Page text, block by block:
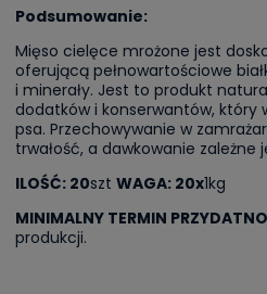
Podsumowanie:
Mięso cielęce mrożone jest
oferującą pełnowartościowe
i minerały. Jest to produkt
dodatków i konserwantów, który
psa. Przechowywanie w
trwałość, a dawkowanie zależne
ILOŚĆ: 20szt WAGA: 20x1kg
MINIMALNY TERMIN
produkcji.